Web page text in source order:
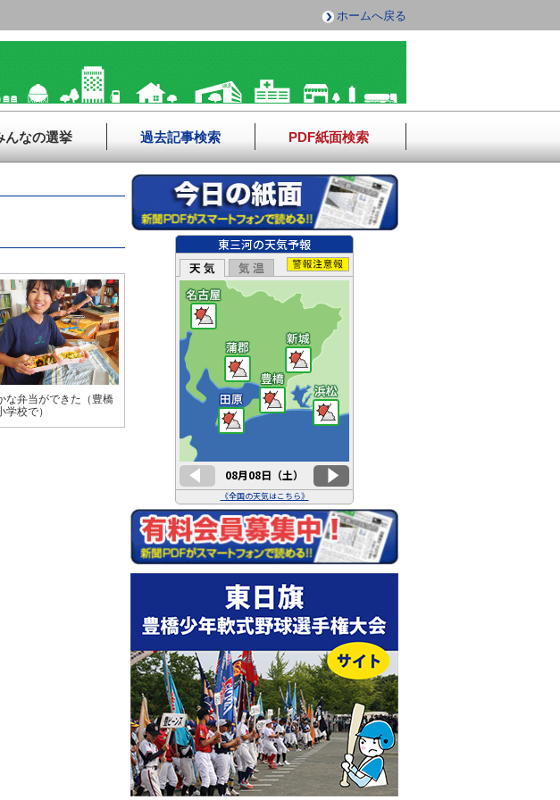
ホームへ戻る
んなの選挙 過去記事検索 PDF紙面検索
な弁当ができた（豊橋
学校で）